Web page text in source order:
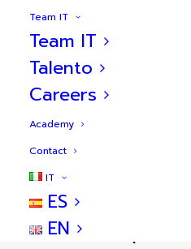
Team IT
Team IT
Talento
Careers
Academy
Contact
IT
ES
EN
Descrizione
BlueBull
finanziaria